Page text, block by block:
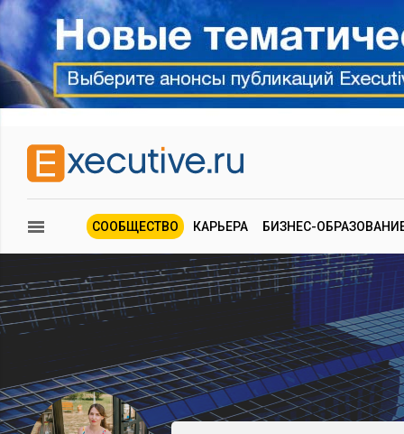
СООБЩЕСТВО КАРЬЕРА БИЗНЕС-